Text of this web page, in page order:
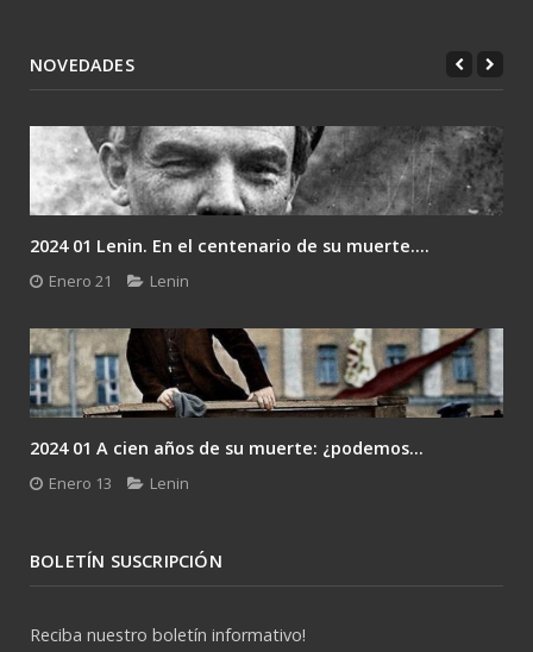
NOVEDADES
2024 01 Lenin. En el centenario de su muerte....
Enero 21 Lenin
2024 01 A cien años de su muerte: ¿podemos...
Enero 13 Lenin
BOLETÍN SUSCRIPCIÓN
Reciba nuestro boletín informativo!